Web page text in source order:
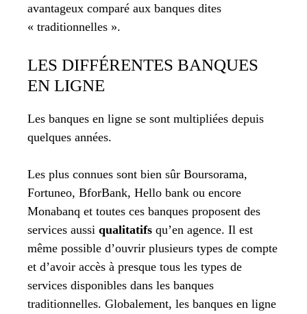
avantageux comparé aux banques dites
« traditionnelles ».
LES DIFFÉRENTES BANQUES
EN LIGNE
Les banques en ligne se sont multipliées depuis
quelques années.
Les plus connues sont bien sûr Boursorama,
Fortuneo, BforBank, Hello bank ou encore
Monabanq et toutes ces banques proposent des
services aussi qualitatifs qu’en agence. Il est
même possible d’ouvrir plusieurs types de compte
et d’avoir accès à presque tous les types de
services disponibles dans les banques
traditionnelles. Globalement, les banques en ligne